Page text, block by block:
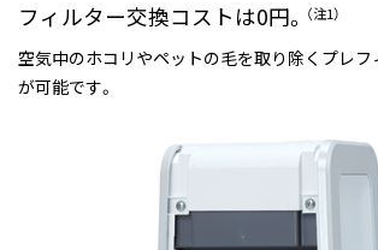
フィルター交換コストは0円。 （注1）
空気中のホコリやペットの毛を取り除くプレ
が可能です。